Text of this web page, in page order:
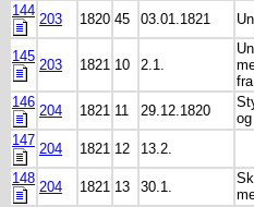
144
203 1820 45 03.01.1821
145
203 1821 10 2.1.
146
204 1821 11 29.12.1820
147
204 1821 12 13.2.
148
204 1821 13 30.1.